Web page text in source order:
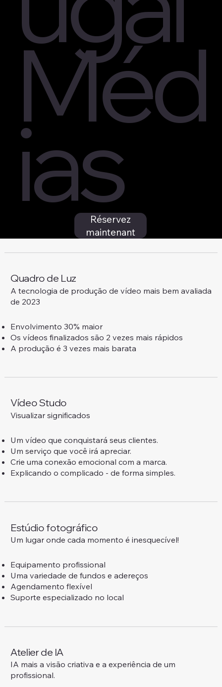
Méd
ias
Réservez
maintenant
Quadro de Luz
A tecnologia de produção de vídeo mais bem avaliada
de 2023
Envolvimento 30% maior
Os vídeos finalizados são 2 vezes mais rápidos
A produção é 3 vezes mais barata
Vídeo Studo
Visualizar significados
Um vídeo que conquistará seus clientes.
Um serviço que você irá apreciar.
Crie uma conexão emocional com a marca.
Explicando o complicado - de forma simples.
Estúdio fotográfico
Um lugar onde cada momento é inesquecível!
Equipamento profissional
Uma variedade de fundos e adereços
Agendamento flexível
Suporte especializado no local
Atelier de IA
IA mais a visão criativa e a experiência de um
profissional.